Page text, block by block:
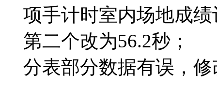
项手计时室内场地成
第二个改为56.2秒；
分表部分数据有误